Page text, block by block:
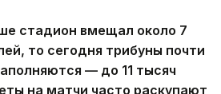
стадион вмещал около 7
то сегодня трибуны почти
— до 11 тысяч
на матчи часто раскупают